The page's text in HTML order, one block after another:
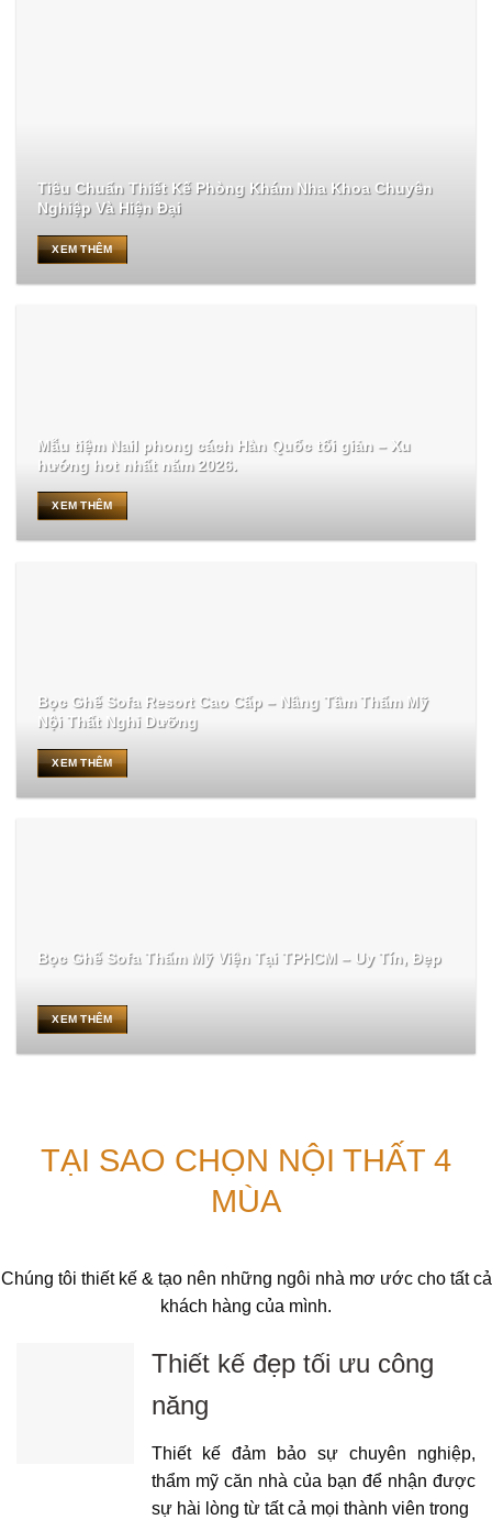
Tiêu Chuẩn Thiết Kế Phòng Khám Nha Khoa Chuyên
Nghiệp Và Hiện Đại
XEM THÊM
Mẫu tiệm Nail phong cách Hàn Quốc tối giản – Xu
hướng hot nhất năm 2026.
XEM THÊM
Bọc Ghế Sofa Resort Cao Cấp – Nâng Tầm Thẩm Mỹ
Nội Thất Nghỉ Dưỡng
XEM THÊM
Bọc Ghế Sofa Thẩm Mỹ Viện Tại TPHCM – Uy Tín, Đẹp
XEM THÊM
TẠI SAO CHỌN NỘI THẤT 4
MÙA
Chúng tôi thiết kế & tạo nên những ngôi nhà mơ ước cho tất cả
khách hàng của mình.
Thiết kế đẹp tối ưu công
năng
Thiết kế đảm bảo sự chuyên nghiệp,
thẩm mỹ căn nhà của bạn để nhận được
sự hài lòng từ tất cả mọi thành viên trong